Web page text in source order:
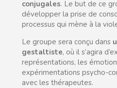
conjugales. Le but de ce
développer la prise de
processus qui mène à la
Le groupe sera conçu dans
gestaltiste, où il s’agira
représentations, les
expérimentations psycho-
avec les thérapeutes.